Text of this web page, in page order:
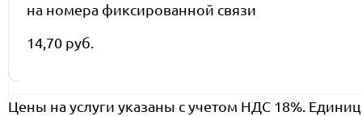
на номера фиксированной связи
14,70 руб.
Цены на услуги указаны с учетом НДС 18%.